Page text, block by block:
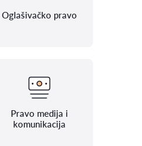
Oglašivačko pravo
Pravo medija i
komunikacija